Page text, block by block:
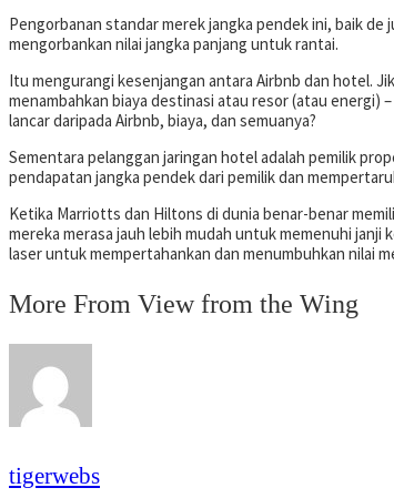
Pengorbanan standar merek jangka pendek ini, baik
mengorbankan nilai jangka panjang untuk rantai.
Itu mengurangi kesenjangan antara Airbnb dan hotel.
menambahkan biaya destinasi atau resor (atau energi)
lancar daripada Airbnb, biaya, dan semuanya?
Sementara pelanggan jaringan hotel adalah pemilik
pendapatan jangka pendek dari pemilik dan
Ketika Marriotts dan Hiltons di dunia benar-benar
mereka merasa jauh lebih mudah untuk memenuhi
laser untuk mempertahankan dan menumbuhkan nilai
More From View from the Wing
tigerwebs